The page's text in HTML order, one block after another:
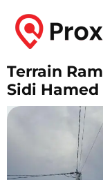
Terrain
Sidi Hamed